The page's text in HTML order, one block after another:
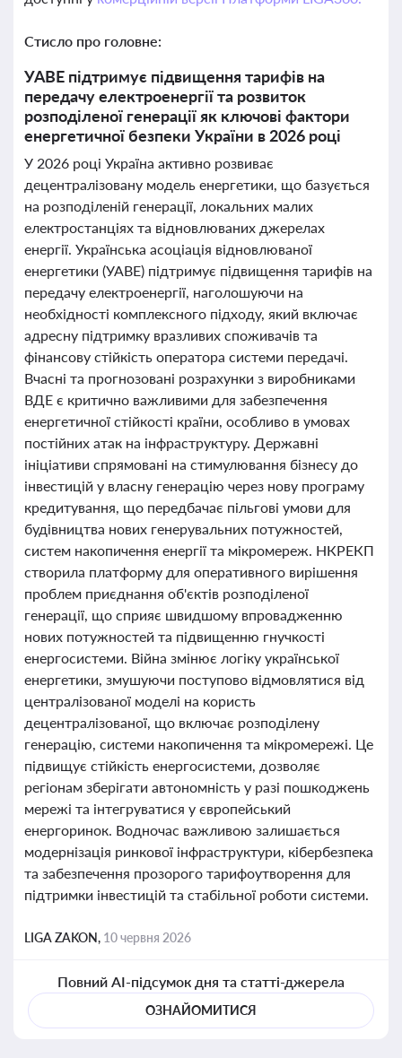
Стисло про головне:
УАВЕ підтримує підвищення тарифів на
передачу електроенергії та розвиток
розподіленої генерації як ключові фактори
енергетичної безпеки України в 2026 році
У 2026 році Україна активно розвиває
децентралізовану модель енергетики, що базується
на розподіленій генерації, локальних малих
електростанціях та відновлюваних джерелах
енергії. Українська асоціація відновлюваної
енергетики (УАВЕ) підтримує підвищення тарифів на
передачу електроенергії, наголошуючи на
необхідності комплексного підходу, який включає
адресну підтримку вразливих споживачів та
фінансову стійкість оператора системи передачі.
Вчасні та прогнозовані розрахунки з виробниками
ВДЕ є критично важливими для забезпечення
енергетичної стійкості країни, особливо в умовах
постійних атак на інфраструктуру. Державні
ініціативи спрямовані на стимулювання бізнесу до
інвестицій у власну генерацію через нову програму
кредитування, що передбачає пільгові умови для
будівництва нових генерувальних потужностей,
систем накопичення енергії та мікромереж. НКРЕКП
створила платформу для оперативного вирішення
проблем приєднання об'єктів розподіленої
генерації, що сприяє швидшому впровадженню
нових потужностей та підвищенню гнучкості
енергосистеми. Війна змінює логіку української
енергетики, змушуючи поступово відмовлятися від
централізованої моделі на користь
децентралізованої, що включає розподілену
генерацію, системи накопичення та мікромережі. Це
підвищує стійкість енергосистеми, дозволяє
регіонам зберігати автономність у разі пошкоджень
мережі та інтегруватися у європейський
енергоринок. Водночас важливою залишається
модернізація ринкової інфраструктури, кібербезпека
та забезпечення прозорого тарифоутворення для
підтримки інвестицій та стабільної роботи системи.
LIGA ZAKON, 10 червня 2026
Повний AI-підсумок дня та статті-джерела
ОЗНАЙОМИТИСЯ